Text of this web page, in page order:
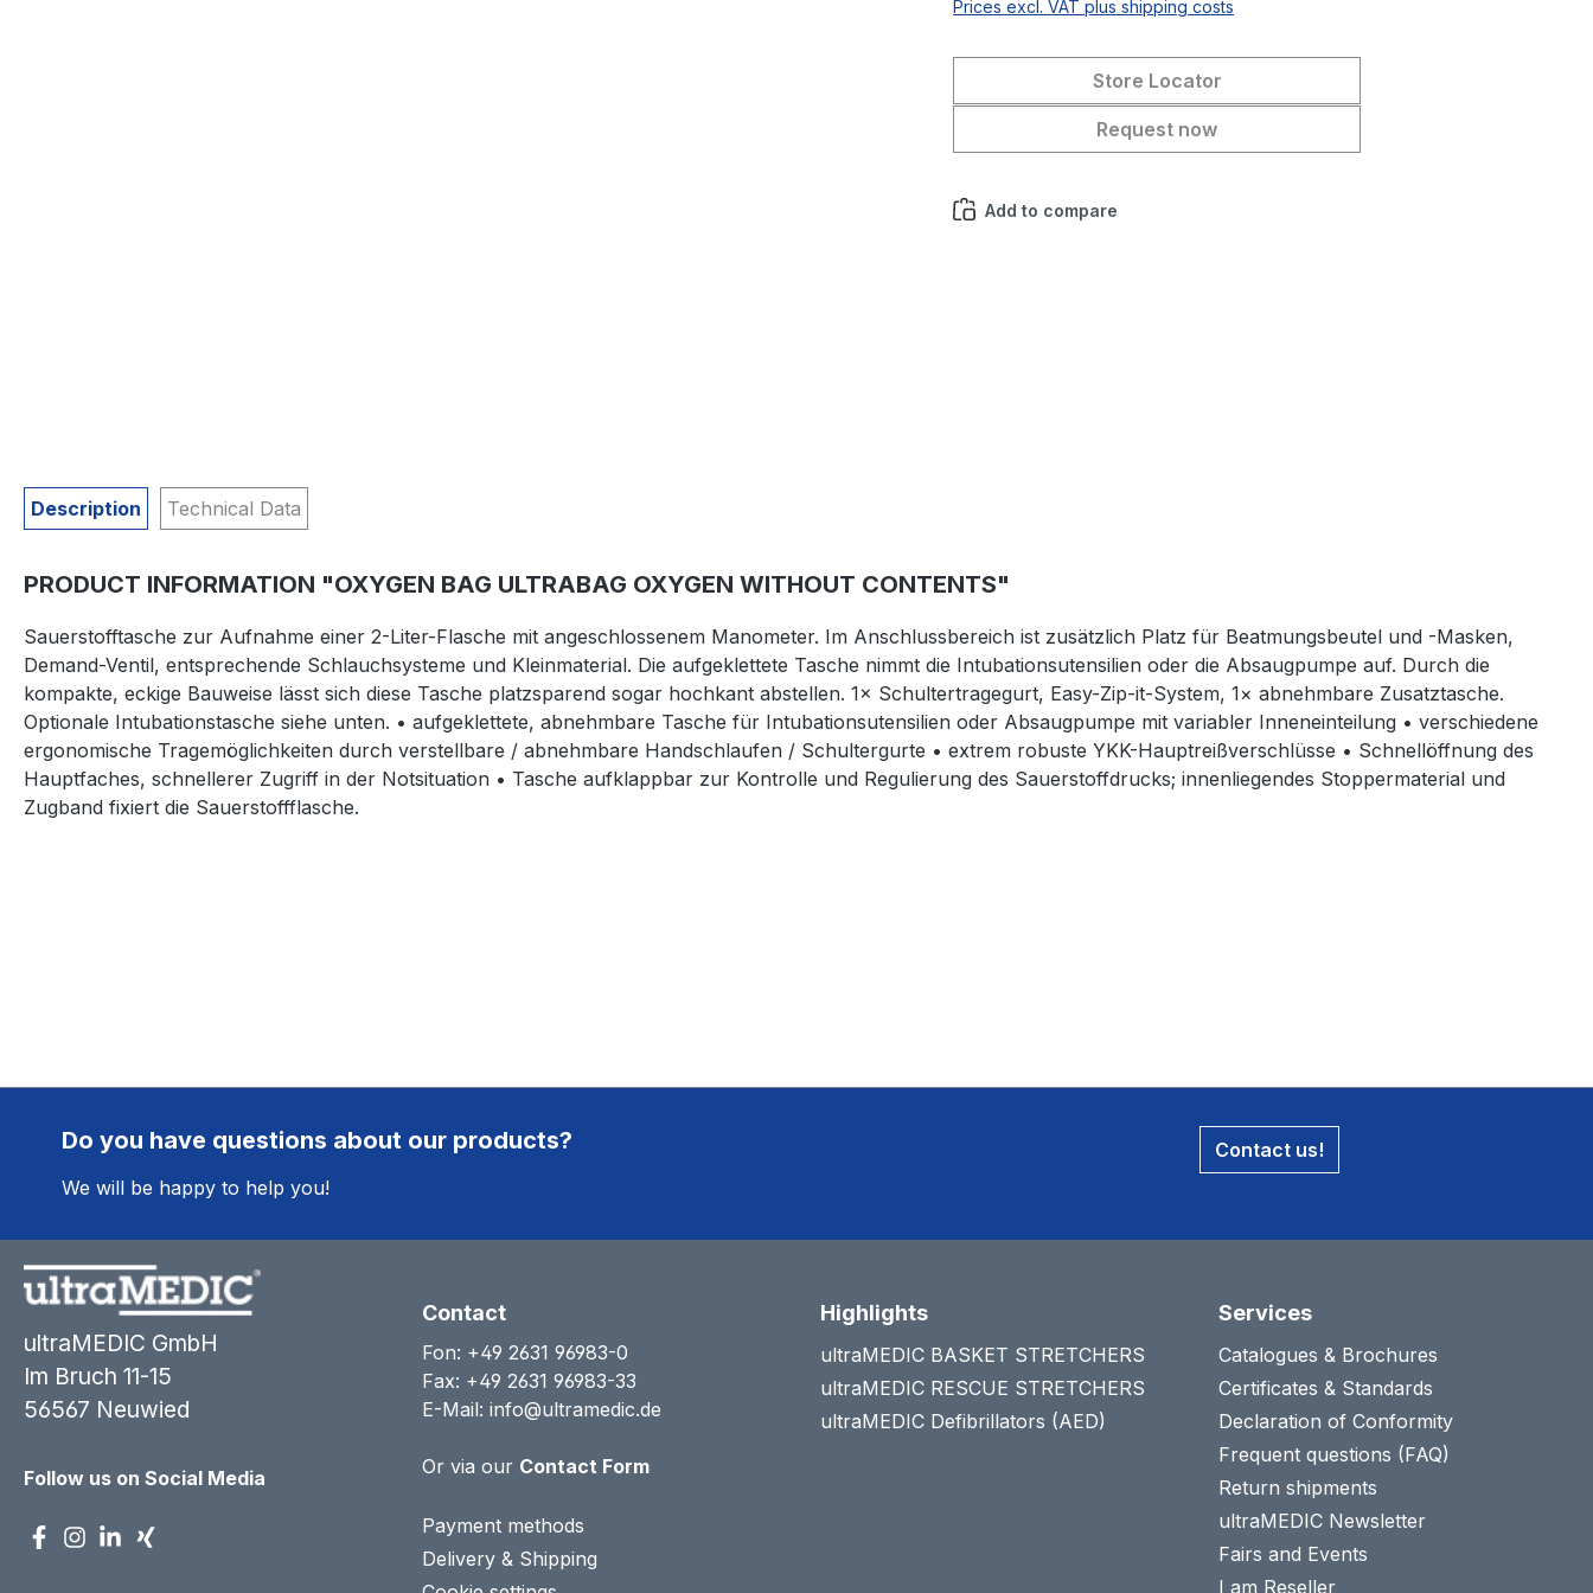
Prices excl. VAT plus shipping costs
Store Locator
Request now
Add to compare
Description Technical Data
PRODUCT INFORMATION "OXYGEN BAG ULTRABAG OXYGEN WITHOUT CONTENTS"
Sauerstofftasche zur Aufnahme einer 2-Liter-Flasche mit angeschlossenem Manometer. Im Anschlussbereich ist zusätzlich Platz für Beatmungsbeutel und -Masken,
Demand-Ventil, entsprechende Schlauchsysteme und Kleinmaterial. Die aufgeklettete Tasche nimmt die Intubationsutensilien oder die Absaugpumpe auf. Durch die
kompakte, eckige Bauweise lässt sich diese Tasche platzsparend sogar hochkant abstellen. 1× Schultertragegurt, Easy-Zip-it-System, 1× abnehmbare Zusatztasche.
Optionale Intubationstasche siehe unten. • aufgeklettete, abnehmbare Tasche für Intubationsutensilien oder Absaugpumpe mit variabler Inneneinteilung • verschiedene
ergonomische Tragemöglichkeiten durch verstellbare / abnehmbare Handschlaufen / Schultergurte • extrem robuste YKK-Hauptreißverschlüsse • Schnellöffnung des
Hauptfaches, schnellerer Zugriff in der Notsituation • Tasche aufklappbar zur Kontrolle und Regulierung des Sauerstoffdrucks; innenliegendes Stoppermaterial und
Zugband fixiert die Sauerstoffflasche.
Do you have questions about our products?
We will be happy to help you!
Contact us!
ultraMEDIC GmbH
Im Bruch 11-15
56567 Neuwied
Follow us on Social Media
Contact
Fon: +49 2631 96983-0
Fax: +49 2631 96983-33
E-Mail: info@ultramedic.de
Or via our Contact Form
Payment methods
Delivery & Shipping
Highlights
ultraMEDIC BASKET STRETCHERS
ultraMEDIC RESCUE STRETCHERS
ultraMEDIC Defibrillators (AED)
Services
Catalogues & Brochures
Certificates & Standards
Declaration of Conformity
Frequent questions (FAQ)
Return shipments
ultraMEDIC Newsletter
Fairs and Events
I am Reseller